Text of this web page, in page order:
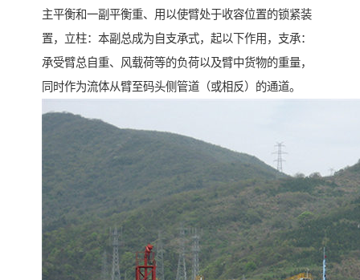
主平衡和一副平衡重、用以使臂处于收容位置的锁紧装
置，立柱：本副总成为自支承式，起以下作用，支承：
承受臂总自重、风载荷等的负荷以及臂中货物的重量，
同时作为流体从臂至码头侧管道（或相反）的通道。